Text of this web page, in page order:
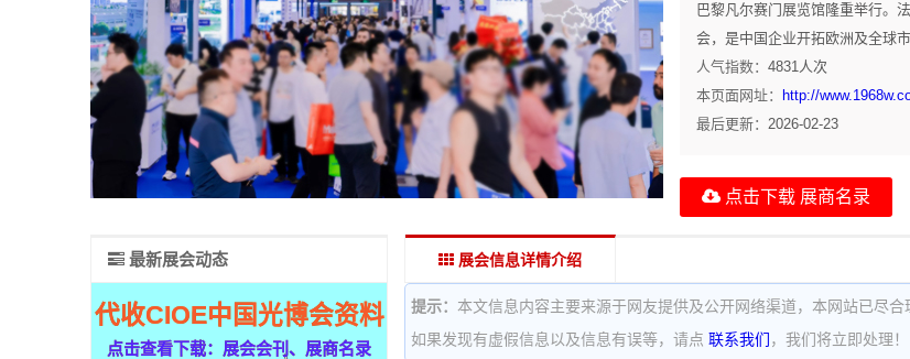
巴黎凡尔赛门展览馆隆重举行。
会，是中国企业开拓欧洲及全球
人气指数： 4831人次
本页面网址：
http://
最后更新： 2026-02-23
点击下载 展商名录
展会信息详情介绍
提示： 本文信息内容主要来源于网友提供及公开网络渠道，本网站已尽
如果发现有虚假信息以及信息有误等，请点 联系我们 ，我们将立即处理！
最新展会动态
代收CIOE中国光博会资料
点击查看下载：展会会刊、展商名录